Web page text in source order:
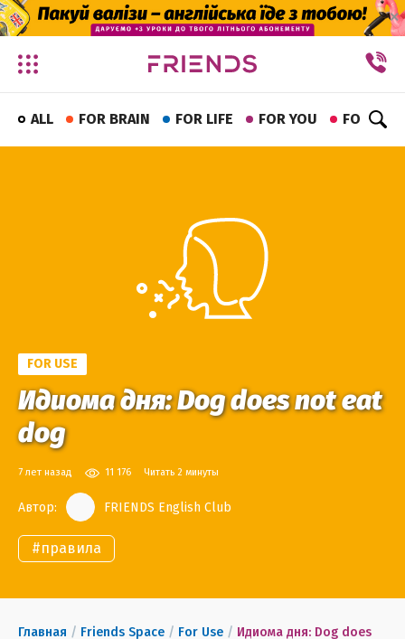
✕
ALL FOR BRAIN FOR LIFE FOR YOU FOR FUN
FOR USE
Идиома дня: Dog does not eat
dog
7 лет назад 11 176 Читать 2 минуты
Автор: FRIENDS English Club
#правила
Главная / Friends Space / For Use / Идиома дня: Dog does